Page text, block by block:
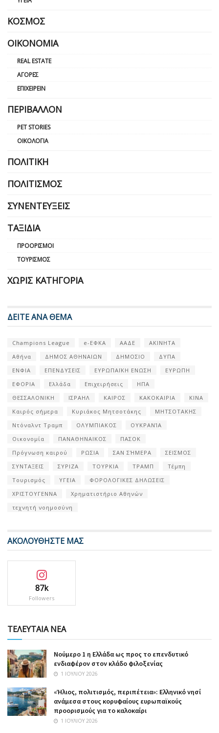
ΚΌΣΜΟΣ
ΟΙΚΟΝΟΜΊΑ
REAL ESTATE
ΑΓΟΡΈΣ
ΕΠΙΧΕΙΡΕΊΝ
ΠΕΡΙΒΆΛΛΟΝ
PET STORIES
ΟΙΚΟΛΟΓΊΑ
ΠΟΛΙΤΙΚΉ
ΠΟΛΙΤΙΣΜΌΣ
ΣΥΝΕΝΤΕΎΞΕΙΣ
ΤΑΞΊΔΙΑ
ΠΡΟΟΡΙΣΜΟΊ
ΤΟΥΡΙΣΜΌΣ
ΧΩΡΊΣ ΚΑΤΗΓΟΡΊΑ
ΔΕΙΤΕ ΑΝΑ ΘΕΜΑ
Champions League e-ΕΦΚΑ ΑΑΔΕ
ΑΚΙΝΗΤΑ
Αθήνα
ΔΗΜΟΣ ΑΘΗΝΑΙΩΝ ΔΗΜΟΣΙΟ
ΔΥΠΑ
ΕΝΦΙΑ
ΕΠΕΝΔΥΣΕΙΣ ΕΥΡΩΠΑΪΚΗ ΕΝΩΣΗ
ΕΥΡΩΠΗ
ΕΦΟΡΙΑ
Ελλάδα Επιχειρήσεις
ΗΠΑ
ΘΕΣΣΑΛΟΝΙΚΗ
ΙΣΡΑΗΛ ΚΑΙΡΟΣ ΚΑΚΟΚΑΙΡΙΑ
ΚΙΝΑ
Καιρός σήμερα
Κυριάκος Μητσοτάκης
ΜΗΤΣΟΤΑΚΗΣ
Ντόναλντ Τραμπ
ΟΛΥΜΠΙΑΚΟΣ
ΟΥΚΡΑΝΊΑ
Οικονομία
ΠΑΝΑΘΗΝΑΙΚΟΣ
ΠΑΣΟΚ
Πρόγνωση καιρού
ΡΩΣΙΑ ΣΑΝ ΣΉΜΕΡΑ
ΣΕΙΣΜΟΣ
ΣΥΝΤΑΞΕΙΣ
ΣΥΡΙΖΑ ΤΟΥΡΚΙΑ ΤΡΑΜΠ
Τέμπη
Τουρισμός
ΥΓΕΙΑ
ΦΟΡΟΛΟΓΙΚΕΣ ΔΗΛΩΣΕΙΣ
ΧΡΙΣΤΟΥΓΕΝΝΑ
Χρηματιστήριο Αθηνών
τεχνητή νοημοσύνη
ΑΚΟΛΟΥΘΗΣΤΕ ΜΑΣ
87k
Followers
ΤΕΛΕΥΤΑΙΑ ΝΕΑ
Nούμερο 1 η Ελλάδα ως προς το επενδυτικό
ενδιαφέρον στον κλάδο φιλοξενίας
1 ΙΟΥΛΊΟΥ 2026
«Ήλιος, πολιτισμός, περιπέτεια»: Ελληνικό νησί
ανάμεσα στους κορυφαίους ευρωπαϊκούς
προορισμούς για το καλοκαίρι
1 ΙΟΥΛΊΟΥ 2026